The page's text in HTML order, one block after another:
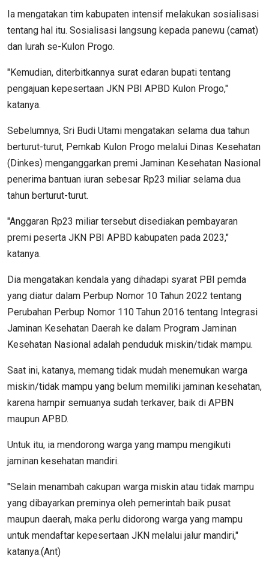
Ia mengatakan tim kabupaten intensif melakukan sosialisasi
tentang hal itu. Sosialisasi langsung kepada panewu (camat)
dan lurah se-Kulon Progo.
"Kemudian, diterbitkannya surat edaran bupati tentang
pengajuan kepesertaan JKN PBI APBD Kulon Progo,"
katanya.
Sebelumnya, Sri Budi Utami mengatakan selama dua tahun
berturut-turut, Pemkab Kulon Progo melalui Dinas Kesehatan
(Dinkes) menganggarkan premi Jaminan Kesehatan Nasional
penerima bantuan iuran sebesar Rp23 miliar selama dua
tahun berturut-turut.
"Anggaran Rp23 miliar tersebut disediakan pembayaran
premi peserta JKN PBI APBD kabupaten pada 2023,"
katanya.
Dia mengatakan kendala yang dihadapi syarat PBI pemda
yang diatur dalam Perbup Nomor 10 Tahun 2022 tentang
Perubahan Perbup Nomor 110 Tahun 2016 tentang Integrasi
Jaminan Kesehatan Daerah ke dalam Program Jaminan
Kesehatan Nasional adalah penduduk miskin/tidak mampu.
Saat ini, katanya, memang tidak mudah menemukan warga
miskin/tidak mampu yang belum memiliki jaminan kesehatan,
karena hampir semuanya sudah terkaver, baik di APBN
maupun APBD.
Untuk itu, ia mendorong warga yang mampu mengikuti
jaminan kesehatan mandiri.
"Selain menambah cakupan warga miskin atau tidak mampu
yang dibayarkan preminya oleh pemerintah baik pusat
maupun daerah, maka perlu didorong warga yang mampu
untuk mendaftar kepesertaan JKN melalui jalur mandiri,"
katanya.(Ant)